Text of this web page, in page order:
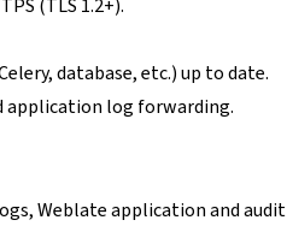
(TLS 1.2+).
database, etc.) up to date.
application log forwarding.
Weblate application and audit